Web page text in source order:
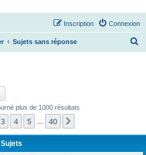
Connexion
Inscription
Sujets sans réponse
plus de 1000 résultats
40
3 4 5 40
Sujets